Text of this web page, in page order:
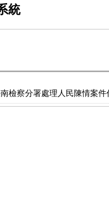
統
檢察分署處理人民陳情案件